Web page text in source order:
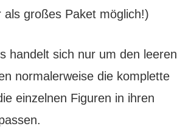
als großes Paket möglich!)
handelt sich nur um den leeren
normalerweise die komplette
einzelnen Figuren in ihren